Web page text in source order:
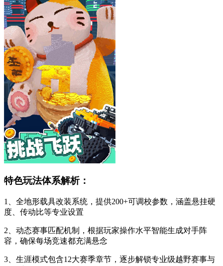
特色玩法体系解析：
1、全地形载具改装系统，提供200+可调校参数，涵盖悬挂硬
度、传动比等专业设置
2、动态赛事匹配机制，根据玩家操作水平智能生成对手阵
容，确保每场竞速都充满悬念
3、生涯模式包含12大赛季章节，逐步解锁专业级越野赛事与